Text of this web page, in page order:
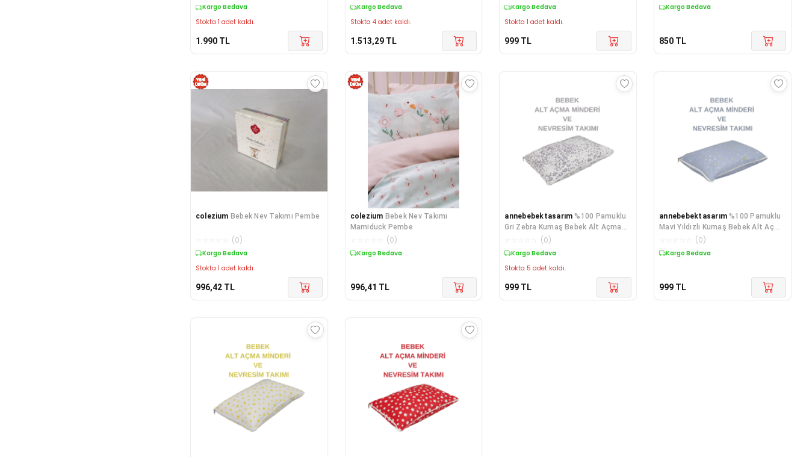
Kargo Bedava
Stokta 1 adet kaldı.
1.990 TL
Kargo Bedava
Stokta 4 adet kaldı.
1.513,29 TL
Kargo Bedava
Stokta 1 adet kaldı.
999 TL
Kargo Bedava
850 TL
colezium Bebek Nev Takımı Pembe
(0)
Kargo Bedava
Stokta 1 adet kaldı.
996,42 TL
colezium Bebek Nev Takımı
Mamiduck Pembe
(0)
Kargo Bedava
996,41 TL
annebebektasarım %100 Pamuklu
Gri Zebra Kumaş Bebek Alt Açma
Minderi Ve Beşik Içi Nevresim
Takımı
(0)
Kargo Bedava
Stokta 5 adet kaldı.
999 TL
annebebektasarım %100 Pamuklu
Mavi Yıldızlı Kumaş Bebek Alt Açma
Minderi Ve Beşik Içi Nevresim
Takımı
(0)
Kargo Bedava
999 TL